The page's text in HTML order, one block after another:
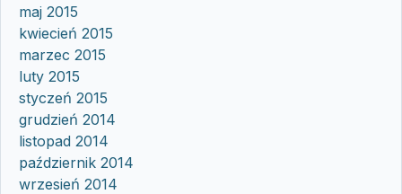
maj 2015
kwiecień 2015
marzec 2015
luty 2015
styczeń 2015
grudzień 2014
listopad 2014
październik 2014
wrzesień 2014